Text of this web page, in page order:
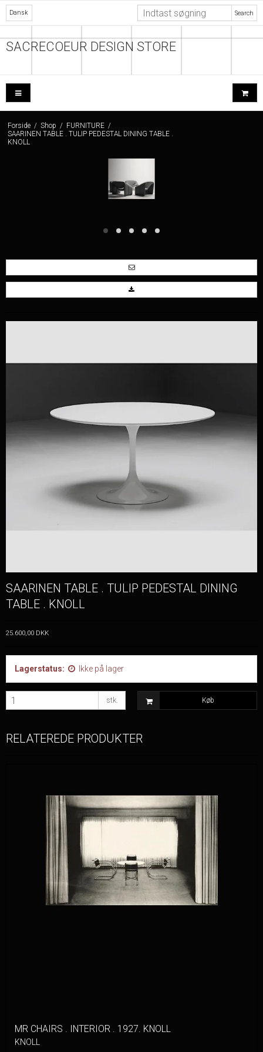
Dansk Search
SACRECOEUR DESIGN STORE
Forside / Shop / FURNITURE /
SAARINEN TABLE . TULIP PEDESTAL DINING TABLE .
KNOLL
SAARINEN TABLE . TULIP PEDESTAL DINING
TABLE . KNOLL
25.600,00 DKK
Lagerstatus: Ikke på lager
stk. Køb
RELATEREDE PRODUKTER
MR CHAIRS . INTERIOR . 1927. KNOLL
KNOLL